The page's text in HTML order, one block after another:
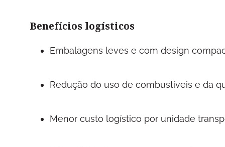
Benefícios logísticos
Embalagens leves e com design
Redução do uso de combustíveis e da
Menor custo logístico por unidade